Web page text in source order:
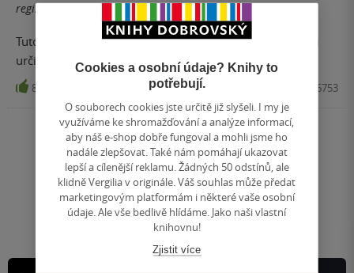
registrovaný uživatel
Tuto knihu jsem potřeboval ke studiu, je skvělá, mohu ji
určitě doporučit....
8 Kniha, Grada, 2018, 9788024746753
Nahoru
Zobrazeno 20 z 20
1
Přejít
na
stránku
/ 1
Cookies a osobní údaje? Knihy to
potřebují.
O souborech cookies jste určitě již slyšeli. I my je
využíváme ke shromažďování a analýze informací,
aby náš e-shop dobře fungoval a mohli jsme ho
nadále zlepšovat. Také nám pomáhají ukazovat
lepší a cílenější reklamu. Žádných 50 odstínů, ale
klidně Vergilia v originále. Váš souhlas může předat
marketingovým platformám i některé vaše osobní
údaje. Ale vše bedlivě hlídáme. Jako naši vlastní
knihovnu!
Zjistit více